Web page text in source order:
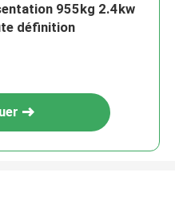
955kg 2.4kw
définition